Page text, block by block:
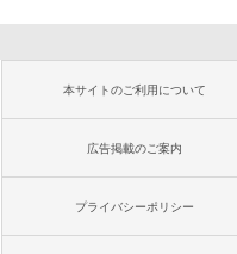
本サイトのご利用について
広告掲載のご案内
プライバシーポリシー